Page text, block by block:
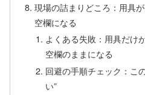
現場の詰まりどころ：用具
空欄になる
よくある失敗：用具だけ
空欄のままになる
回避の手順チェック：こ
い”